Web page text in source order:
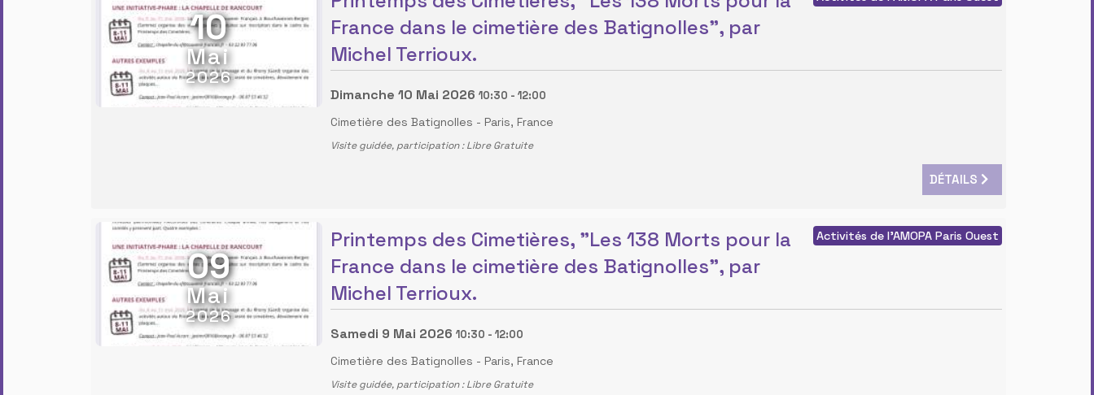
10
Mai
2026
France dans le cimetière des Batignolles", par
Michel Terrioux.
Dimanche 10 Mai 2026 10:30 - 12:00
Cimetière des Batignolles - Paris, France
Visite guidée, participation : Libre Gratuite
DÉTAILS
09
Mai
2026
Printemps des Cimetières, "Les 138 Morts pour la
France dans le cimetière des Batignolles", par
Michel Terrioux.
Activités de l'AMOPA Paris Ouest
Samedi 9 Mai 2026 10:30 - 12:00
Cimetière des Batignolles - Paris, France
Visite guidée, participation : Libre Gratuite